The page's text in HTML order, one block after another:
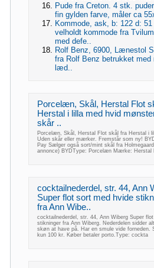
Pude fra Creton. 4 stk.
fin gylden farve, måler ca
Kommode, ask, b: 122 d:
velholdt kommode fra
med defe..
Rolf Benz, 6900, Lænestol
fra Rolf Benz betrukket med
læd..
Porcelæn, Skål, Herstal Flot
Herstal i lilla med hvid
skår ..
Porcelæn, Skål, Herstal Flot skål fra Herstal i
Uden skår eller mærker. Fremstår som ny!
Pay Sælger også sort/mint skål fra
annonce) BYDType: Porcelæn Mærke: Herstal
cocktailnederdel, str. 44, Ann
Super flot sort med hvide
fra Ann Wibe..
cocktailnederdel, str. 44, Ann Wiberg Super
stikninger fra Ann Wiberg. Nederdelen sidder
skøn at have på. Har en smule vide forneden.
kun 100 kr. Køber betaler porto.Type: cockta